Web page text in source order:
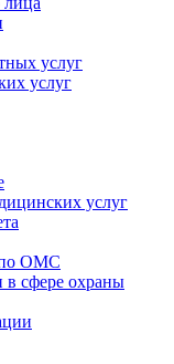
услуг
услуг
услуг
по ОМС
в сфере охраны